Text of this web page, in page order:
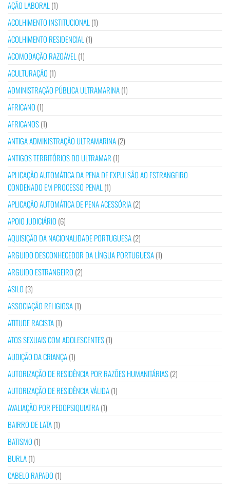
AÇÃO LABORAL (1)
ACOLHIMENTO INSTITUCIONAL (1)
ACOLHIMENTO RESIDENCIAL (1)
ACOMODAÇÃO RAZOÁVEL (1)
ACULTURAÇÃO (1)
ADMINISTRAÇÃO PÚBLICA ULTRAMARINA(1)
AFRICANO (1)
AFRICANOS(1)
ANTIGA ADMINISTRAÇÃO ULTRAMARINA(2)
ANTIGOS TERRITÓRIOS DO ULTRAMAR (1)
APLICAÇÃO AUTOMÁTICA DA PENA DE EXPULSÃO AO ESTRANGEIRO
CONDENADO EM PROCESSO PENAL (1)
APLICAÇÃO AUTOMÁTICA DE PENA ACESSÓRIA(2)
APOIO JUDICIÁRIO (6)
AQUISIÇÃO DA NACIONALIDADE PORTUGUESA(2)
ARGUIDO DESCONHECEDOR DA LÍNGUA PORTUGUESA(1)
ARGUIDO ESTRANGEIRO (2)
ASILO (3)
ASSOCIAÇÃO RELIGIOSA(1)
ATITUDE RACISTA(1)
ATOS SEXUAIS COM ADOLESCENTES(1)
AUDIÇÃO DA CRIANÇA(1)
AUTORIZAÇÃO DE RESIDÊNCIA POR RAZÕES HUMANITÁRIAS(2)
AUTORIZAÇÃO DE RESIDÊNCIA VÁLIDA(1)
AVALIAÇÃO POR PEDOPSIQUIATRA(1)
BAIRRO DE LATA(1)
BATISMO (1)
BURLA(1)
CABELO RAPADO (1)